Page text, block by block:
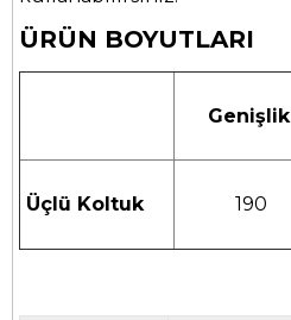
ÜRÜN BOYUTLARI
Genişlik
Üçlü Koltuk 190